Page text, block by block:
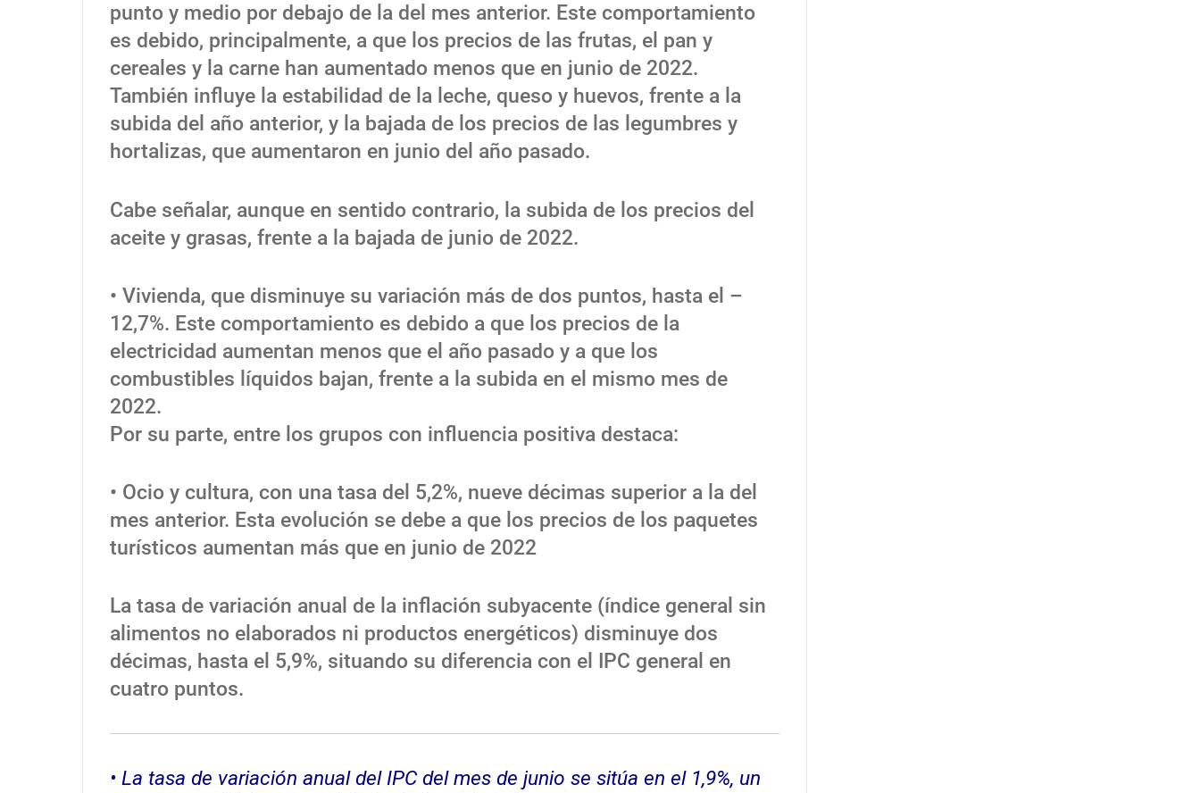
punto y medio por debajo de la del mes anterior. Este comportamiento
es debido, principalmente, a que los precios de las frutas, el pan y
cereales y la carne han aumentado menos que en junio de 2022.
También influye la estabilidad de la leche, queso y huevos, frente a la
subida del año anterior, y la bajada de los precios de las legumbres y
hortalizas, que aumentaron en junio del año pasado.
Cabe señalar, aunque en sentido contrario, la subida de los precios del
aceite y grasas, frente a la bajada de junio de 2022.
• Vivienda, que disminuye su variación más de dos puntos, hasta el –
12,7%. Este comportamiento es debido a que los precios de la
electricidad aumentan menos que el año pasado y a que los
combustibles líquidos bajan, frente a la subida en el mismo mes de
2022.
Por su parte, entre los grupos con influencia positiva destaca:
• Ocio y cultura, con una tasa del 5,2%, nueve décimas superior a la del
mes anterior. Esta evolución se debe a que los precios de los paquetes
turísticos aumentan más que en junio de 2022
La tasa de variación anual de la inflación subyacente (índice general sin
alimentos no elaborados ni productos energéticos) disminuye dos
décimas, hasta el 5,9%, situando su diferencia con el IPC general en
cuatro puntos.
• La tasa de variación anual del IPC del mes de junio se sitúa en el 1,9%, un